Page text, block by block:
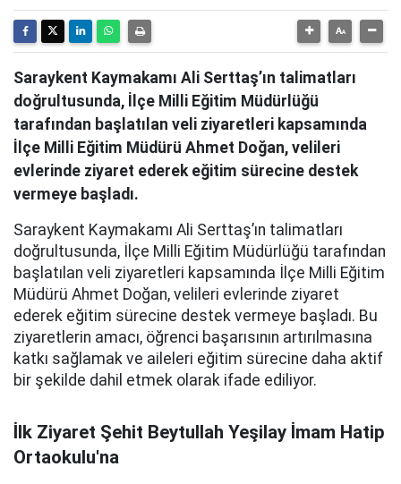
Saraykent Kaymakamı Ali Serttaş’ın talimatları
doğrultusunda, İlçe Milli Eğitim Müdürlüğü
tarafından başlatılan veli ziyaretleri kapsamında
İlçe Milli Eğitim Müdürü Ahmet Doğan, velileri
evlerinde ziyaret ederek eğitim sürecine destek
vermeye başladı.
Saraykent Kaymakamı Ali Serttaş’ın talimatları
doğrultusunda, İlçe Milli Eğitim Müdürlüğü tarafından
başlatılan veli ziyaretleri kapsamında İlçe Milli Eğitim
Müdürü Ahmet Doğan, velileri evlerinde ziyaret
ederek eğitim sürecine destek vermeye başladı. Bu
ziyaretlerin amacı, öğrenci başarısının artırılmasına
katkı sağlamak ve aileleri eğitim sürecine daha aktif
bir şekilde dahil etmek olarak ifade ediliyor.
İlk Ziyaret Şehit Beytullah Yeşilay İmam Hatip
Ortaokulu'na